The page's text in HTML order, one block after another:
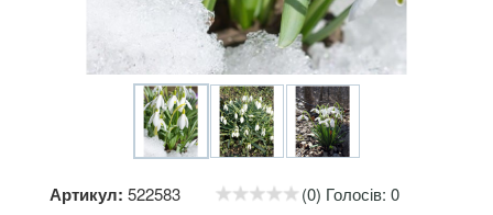
Артикул: 522583 (0) Голосів: 0